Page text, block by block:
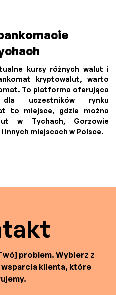
kursy różnych walut i
kryptowalut, warto
To platforma oferująca
uczestników rynku
to miejsce, gdzie można
w Tychach, Gorzowie
innych miejscach w Polsce.
problem. Wybierz z
wsparcia klienta, które